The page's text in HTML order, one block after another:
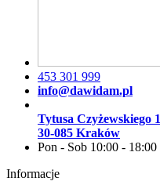
453 301 999
info@dawidam.pl
Tytusa Czyżewskiego 1
30-085 Kraków
Pon - Sob 10:00 - 18:00
Informacje